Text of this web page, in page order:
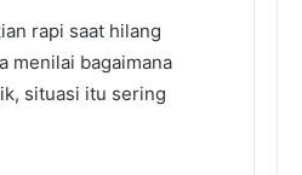
rapi saat hilang
menilai bagaimana
situasi itu sering